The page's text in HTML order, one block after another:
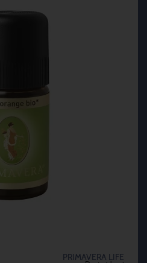
PRIMAVERA LIFE